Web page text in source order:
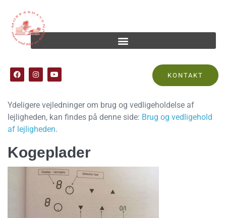
KONTAKT
Herunder kan du finde manualer til de forskellige
Ydeligere vejledninger om brug og vedligeholdelse af
lejligheden, kan findes på denne side: Brug og vedligehold
af lejligheden.
Kogeplader